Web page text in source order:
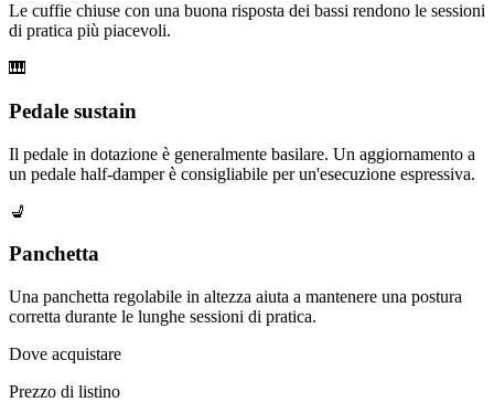
Le cuffie chiuse con una buona risposta dei bassi rendono le sessioni
di pratica più piacevoli.
🎹
Pedale sustain
Il pedale in dotazione è generalmente basilare. Un aggiornamento a
un pedale half-damper è consigliabile per un'esecuzione espressiva.
💺
Panchetta
Una panchetta regolabile in altezza aiuta a mantenere una postura
corretta durante le lunghe sessioni di pratica.
Dove acquistare
Prezzo di listino